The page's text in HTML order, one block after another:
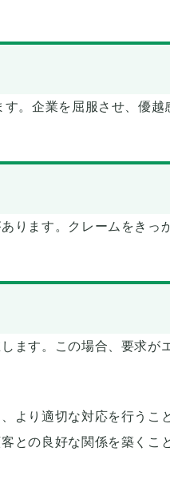
。企業を屈服させ、優越
ります。クレームをきっ
ます。この場合、要求が
より適切な対応を行うこ
との良好な関係を築くこ